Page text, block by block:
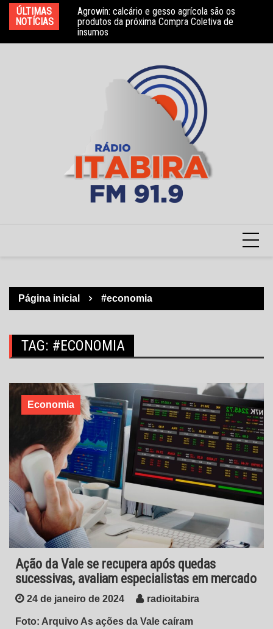
para
conteúdo
ÚLTIMAS
NOTÍCIAS
do Conselho
Agrowin: calcário e gesso agrícola são os
produtos da próxima Compra Coletiva de
insumos
Página inicial #economia
TAG: #ECONOMIA
Economia
Ação da Vale se recupera após quedas
sucessivas, avaliam especialistas em mercado
24 de janeiro de 2024 radioitabira
Foto: Arquivo As ações da Vale caíram